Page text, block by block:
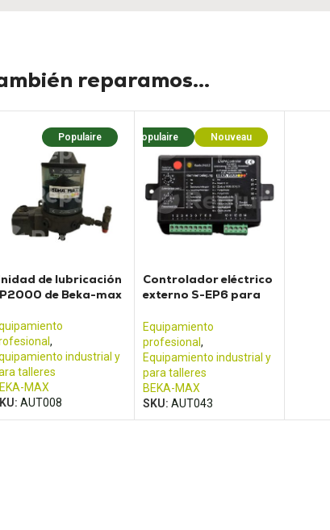
reparamos...
Populaire
de lubricación
de Beka-max
,
industrial y
talleres
MAX
AUT008
Populaire Nouveau
Controlador eléctrico
externo S-EP6 para
Equipamiento
profesional ,
Equipamiento industrial y
para talleres
BEKA-MAX
SKU: AUT043